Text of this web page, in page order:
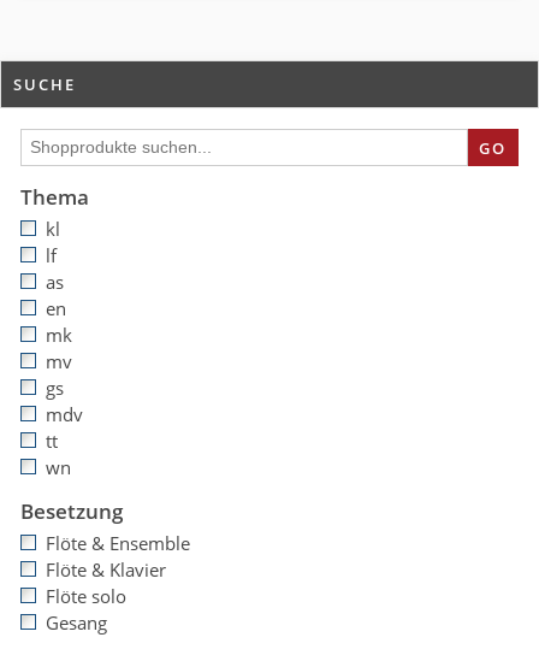
SUCHE
GO
Thema
kl
lf
as
en
mk
mv
gs
mdv
tt
wn
Besetzung
Flöte & Ensemble
Flöte & Klavier
Flöte solo
Gesang